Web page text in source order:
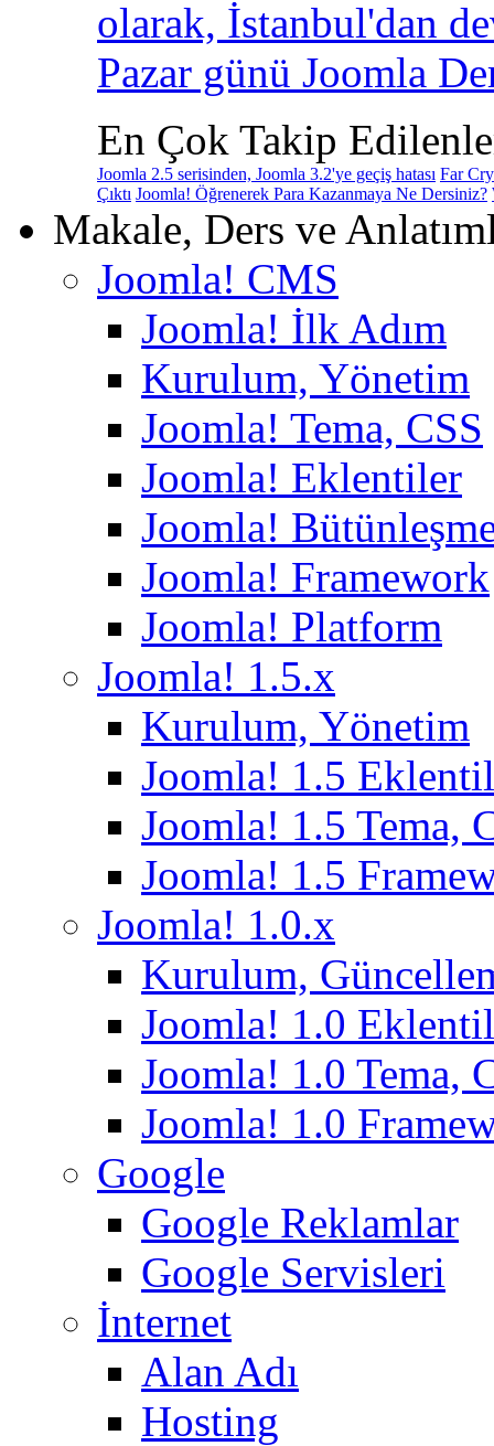
olarak, İstanbul'dan
Pazar günü Joomla
En Çok Takip
Joomla 2.5 serisinden, Joomla 3.2'ye geçiş hatası Far
Çıktı Joomla! Öğrenerek Para Kazanmaya Ne Dersiniz?
Makale, Ders ve
Joomla! CMS
Joomla! İlk Adım
Kurulum, Yönetim
Joomla! Tema, CSS
Joomla! Eklentiler
Joomla!
Joomla! Framework
Joomla! Platform
Joomla! 1.5.x
Kurulum, Yönetim
Joomla! 1.5
Joomla! 1.5 Tema,
Joomla! 1.5
Joomla! 1.0.x
Kurulum,
Joomla! 1.0
Joomla! 1.0 Tema,
Joomla! 1.0
Google
Google Reklamlar
Google Servisleri
İnternet
Alan Adı
Hosting